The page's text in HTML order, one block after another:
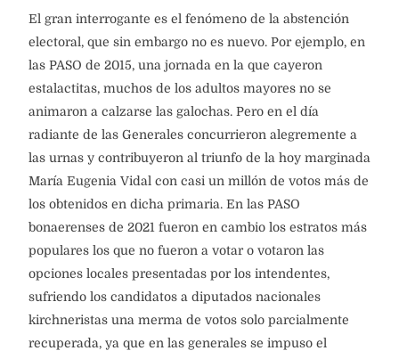
El gran interrogante es el fenómeno de la abstención
electoral, que sin embargo no es nuevo. Por ejemplo, en
las PASO de 2015, una jornada en la que cayeron
estalactitas, muchos de los adultos mayores no se
animaron a calzarse las galochas. Pero en el día
radiante de las Generales concurrieron alegremente a
las urnas y contribuyeron al triunfo de la hoy marginada
María Eugenia Vidal con casi un millón de votos más de
los obtenidos en dicha primaria. En las PASO
bonaerenses de 2021 fueron en cambio los estratos más
populares los que no fueron a votar o votaron las
opciones locales presentadas por los intendentes,
sufriendo los candidatos a diputados nacionales
kirchneristas una merma de votos solo parcialmente
recuperada, ya que en las generales se impuso el